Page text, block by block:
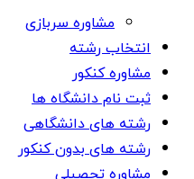
مشاوره سربازی
انتخاب رشته
مشاوره کنکور
ثبت نام دانشگاه ها
رشته های دانشگاهی
رشته های بدون کنکور
مشاوره تحصیلی